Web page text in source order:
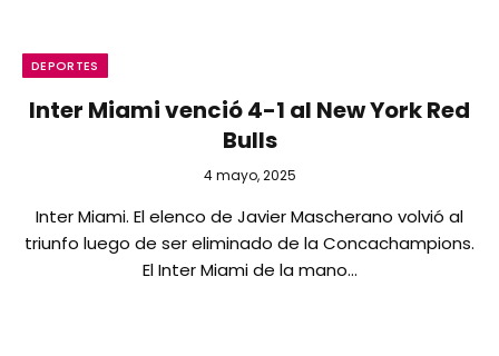
DEPORTES
Inter Miami venció 4-1 al New York Red
Bulls
4 mayo, 2025
Inter Miami. El elenco de Javier Mascherano volvió al
triunfo luego de ser eliminado de la Concachampions.
El Inter Miami de la mano…